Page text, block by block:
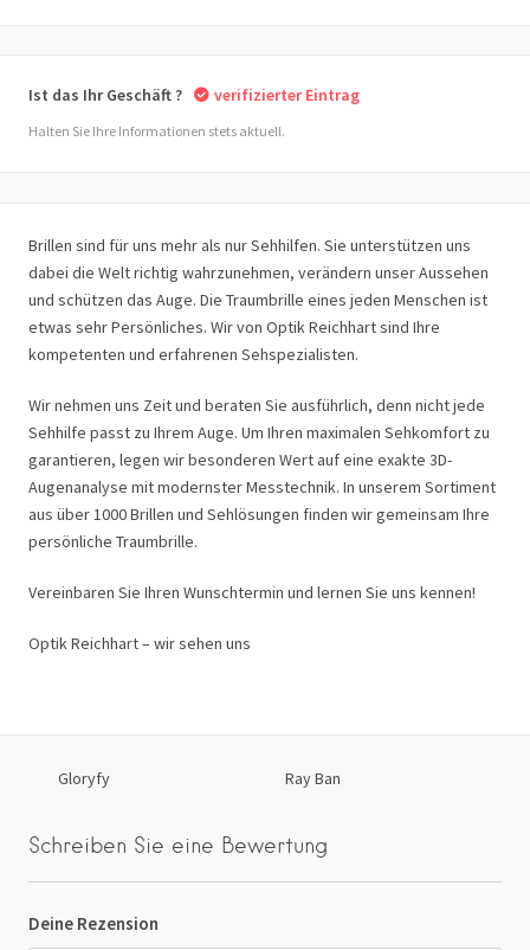
Ist das Ihr Geschäft ? verifizierter Eintrag
Halten Sie Ihre Informationen stets aktuell.
Brillen sind für uns mehr als nur Sehhilfen. Sie unterstützen uns
dabei die Welt richtig wahrzunehmen, verändern unser Aussehen
und schützen das Auge. Die Traumbrille eines jeden Menschen ist
etwas sehr Persönliches. Wir von Optik Reichhart sind Ihre
kompetenten und erfahrenen Sehspezialisten.
Wir nehmen uns Zeit und beraten Sie ausführlich, denn nicht jede
Sehhilfe passt zu Ihrem Auge. Um Ihren maximalen Sehkomfort zu
garantieren, legen wir besonderen Wert auf eine exakte 3D-
Augenanalyse mit modernster Messtechnik. In unserem Sortiment
aus über 1000 Brillen und Sehlösungen finden wir gemeinsam Ihre
persönliche Traumbrille.
Vereinbaren Sie Ihren Wunschtermin und lernen Sie uns kennen!
Optik Reichhart – wir sehen uns
Gloryfy Ray Ban
Schreiben Sie eine Bewertung
Deine Rezension